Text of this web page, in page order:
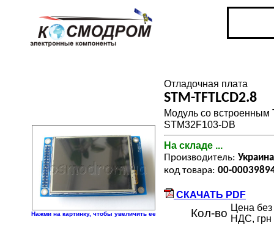
Нажми на картинку, чтобы увеличить ее
Отладочная плата
STM-TFTLCD2.8
Модуль со встроенным
STM32F103-DB
На складе ...
Производитель: Украина
код товара: 00-
СКАЧАТЬ PDF
Кол-во Цена без
НДС, грн